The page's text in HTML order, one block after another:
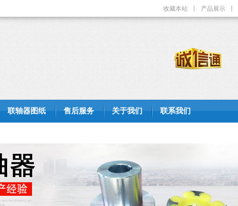
收藏本站 产品展示
联轴器图纸 售后服务 关于我们 联系我们